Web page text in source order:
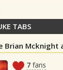
TABS
Brian Mcknight
7 fans